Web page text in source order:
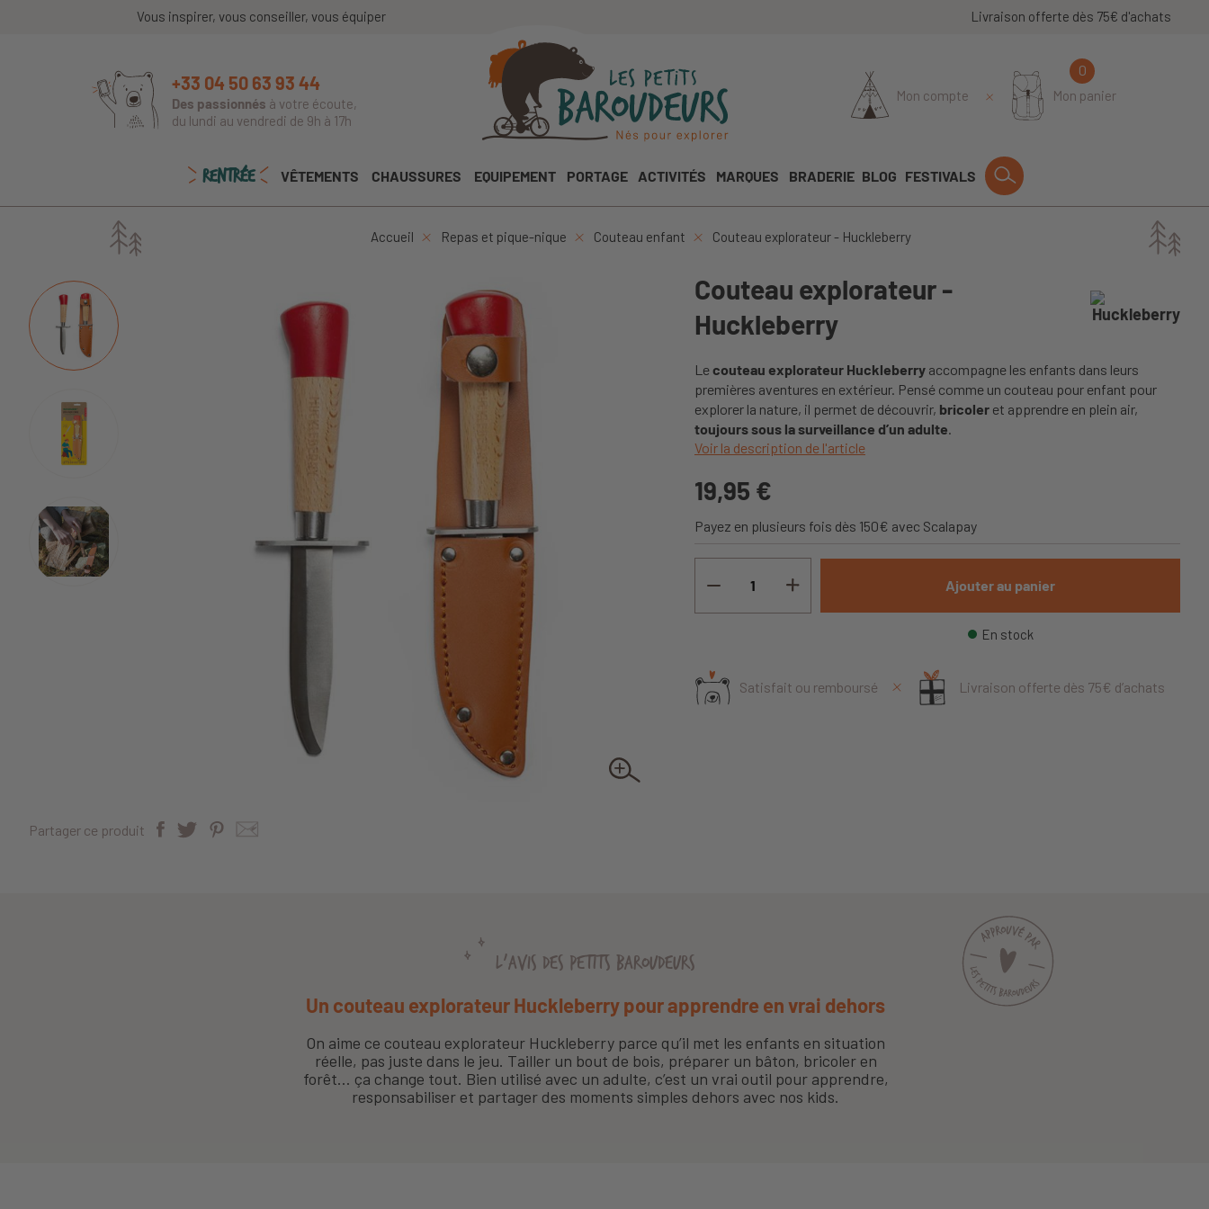
Vous inspirer, vous conseiller, vous équiper Livraison offerte dès 75€ d'achats
+33 04 50 63 93 44
Des passionnés à votre écoute,
du lundi au vendredi de 9h à 17h
Mon compte Mon panier
0
RENTRÉE VÊTEMENTS CHAUSSURES EQUIPEMENT PORTAGE ACTIVITÉS MARQUES BRADERIE BLOG FESTIVALS
Accueil Repas et pique-nique Couteau enfant Couteau explorateur - Huckleberry
Partager ce produit
Couteau explorateur -
Huckleberry
Lecouteau explorateur Huckleberry accompagne les enfants dans leurs
premières aventures en extérieur. Pensé comme un couteau pour enfant pour
explorer la nature, il permet de découvrir, bricoler et apprendre en plein air,
toujours sous la surveillance d’un adulte.
Voir la description de l'article
19,95 €
Payez en plusieurs fois dès 150€ avec Scalapay
Ajouter au panier
En stock
Satisfait ou remboursé Livraison offerte dès 75€ d’achats
L'AVIS DES PETITS BAROUDEURS
Un couteau explorateur Huckleberry pour apprendre en vrai dehors
On aime ce couteau explorateur Huckleberry parce qu’il met les enfants en situation
réelle, pas juste dans le jeu. Tailler un bout de bois, préparer un bâton, bricoler en
forêt… ça change tout. Bien utilisé avec un adulte, c’est un vrai outil pour apprendre,
responsabiliser et partager des moments simples dehors avec nos kids.